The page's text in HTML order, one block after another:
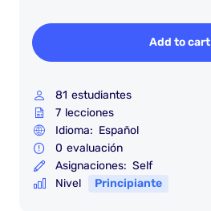
Add to cart
81 estudiantes
7 lecciones
Idioma: Español
0 evaluación
Asignaciones: Self
Nivel
Principiante